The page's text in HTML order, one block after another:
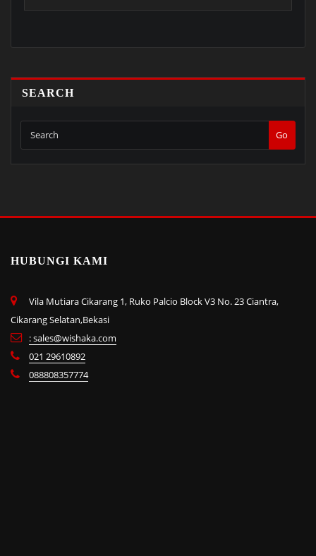
SEARCH
Go
HUBUNGI KAMI
Vila Mutiara Cikarang 1, Ruko Palcio Block V3 No. 23 Ciantra,
Cikarang Selatan,Bekasi
: sales@wishaka.com
021 29610892
088808357774